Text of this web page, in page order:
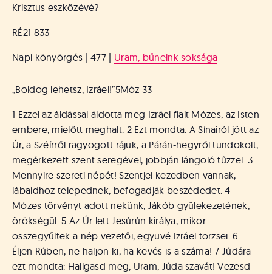
Krisztus eszközévé?
RÉ21 833
Napi könyörgés | 477 | Uram, bűneink soksága
„Boldog lehetsz, Izráel!”5Móz 33
1 Ezzel az áldással áldotta meg Izráel fiait Mózes, az Isten
embere, mielőtt meghalt. 2 Ezt mondta: A Sínairól jött az
Úr, a Széírről ragyogott rájuk, a Párán-hegyről tündökölt,
megérkezett szent seregével, jobbján lángoló tűzzel. 3
Mennyire szereti népét! Szentjei kezedben vannak,
lábaidhoz telepednek, befogadják beszédedet. 4
Mózes törvényt adott nekünk, Jákób gyülekezetének,
örökségül. 5 Az Úr lett Jesúrún királya, mikor
összegyűltek a nép vezetői, együvé Izráel törzsei. 6
Éljen Rúben, ne haljon ki, ha kevés is a száma! 7 Júdára
ezt mondta: Hallgasd meg, Uram, Júda szavát! Vezesd